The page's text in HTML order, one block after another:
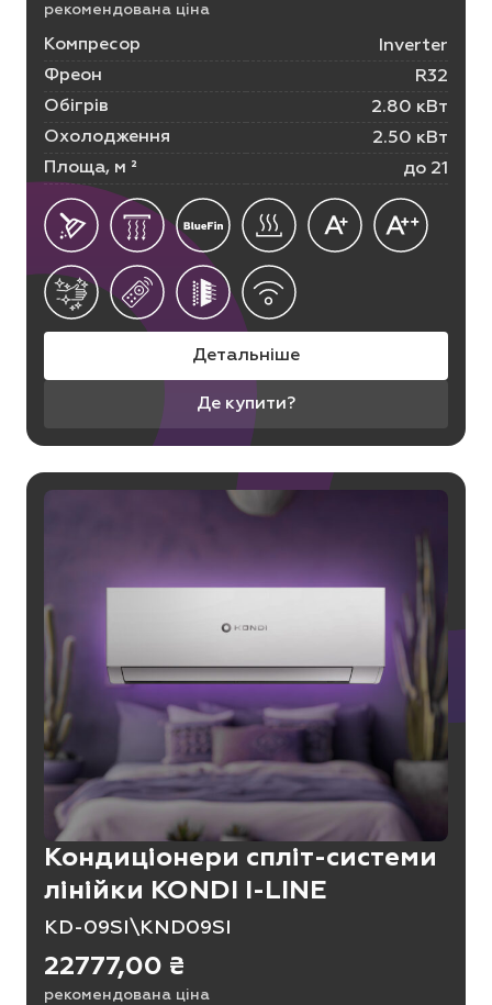
рекомендована ціна
Компресор
Inverter
Фреон
R32
Обігрів
2.80 кВт
Охолодження
2.50 кВт
Площа, м ²
до 21
Детальніше
Де купити?
Кондиціонери спліт-системи
лінійки KONDI I-LINE
KD-09SI\KND09SI
22777,00 ₴
рекомендована ціна